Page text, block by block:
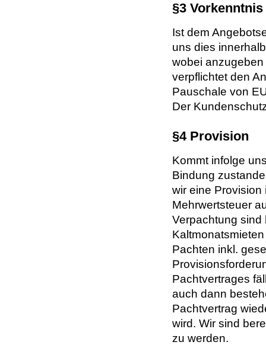
§3 Vorkenntnis
Ist dem
uns dies
wobei
verpflichtet den
Pauschale von
Der
§4 Provision
Kommt infolge
Bindung
wir eine
Mehrwertsteuer
Verpachtung sind
Pachten inkl.
Pachtvertrages
auch dann
Pachtvertrag
wird. Wir sind
zu werden.